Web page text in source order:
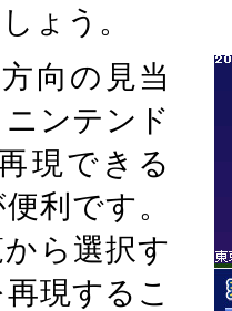
ょう。
向の見当
ンテンド
現できる
便利です。
ら選択す
現するこ